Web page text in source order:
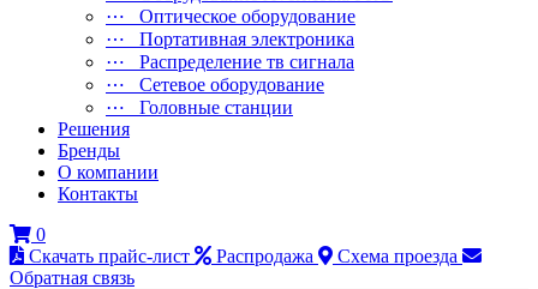
⋯ Оптическое оборудование
⋯ Портативная электроника
⋯ Распределение тв сигнала
⋯ Сетевое оборудование
⋯ Головные станции
Решения
Бренды
О компании
Контакты
0
Скачать прайс-лист
Распродажа
Схема проезда
Обратная связь